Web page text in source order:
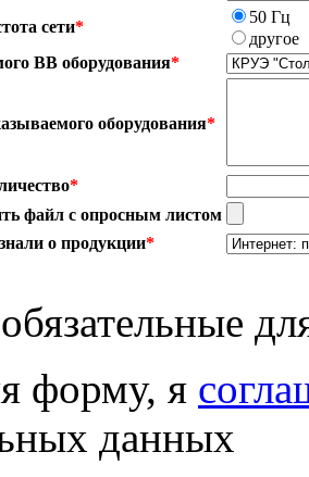
сети*
50 Гц
другое
ВВ оборудования*
оборудования*
*
файл с опросным листом
о продукции*
форму, я
данных